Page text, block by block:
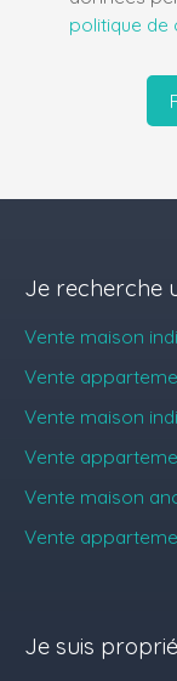
politique de
Je recherche
Vente maison
Vente
Vente maison
Vente
Vente maison
Vente
Je suis